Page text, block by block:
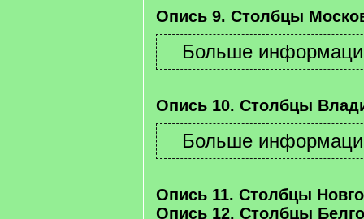
Опись 9. Столбцы
Опись 10. Столбцы
Опись 11. Столбцы
Опись 12. Столбцы